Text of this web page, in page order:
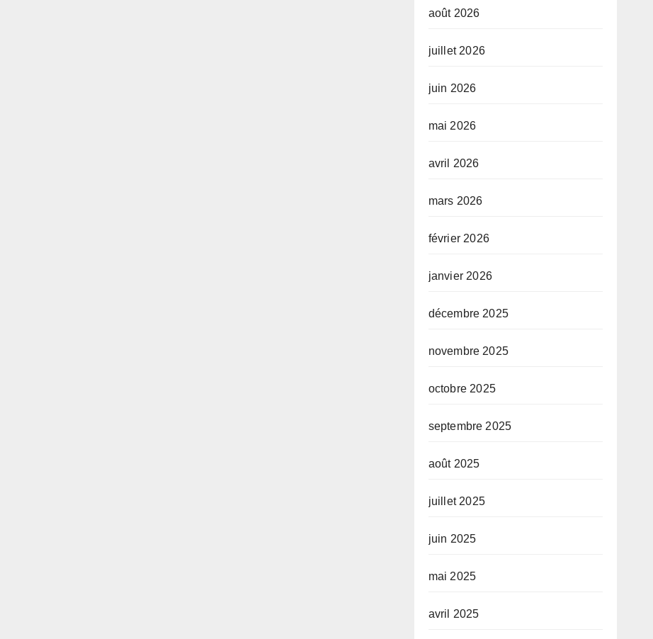
août 2026
juillet 2026
juin 2026
mai 2026
avril 2026
mars 2026
février 2026
janvier 2026
décembre 2025
novembre 2025
octobre 2025
septembre 2025
août 2025
juillet 2025
juin 2025
mai 2025
avril 2025